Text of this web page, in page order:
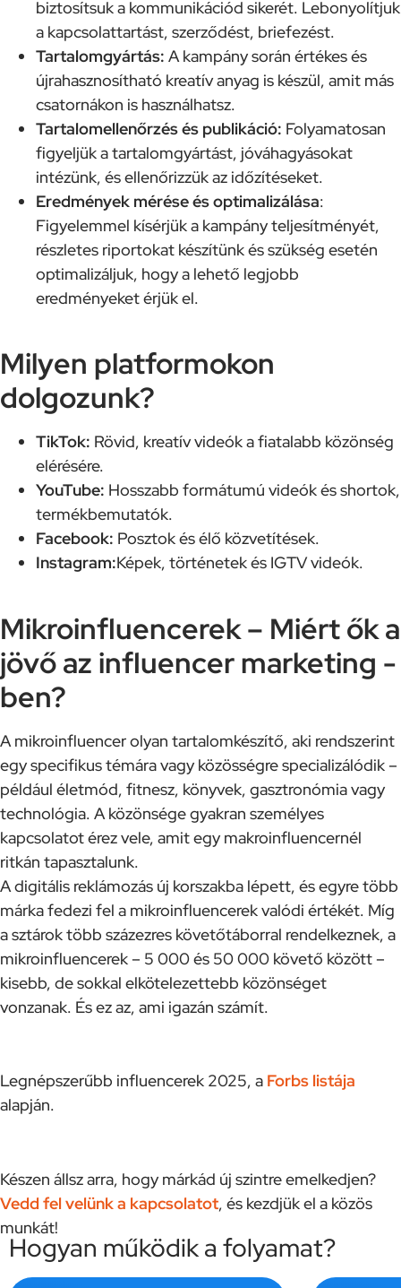
biztosítsuk a kommunikációd sikerét. Lebonyolítjuk
a kapcsolattartást, szerződést, briefezést.
Tartalomgyártás: A kampány során értékes és
újrahasznosítható kreatív anyag is készül, amit más
csatornákon is használhatsz.
Tartalomellenőrzés és publikáció: Folyamatosan
figyeljük a tartalomgyártást, jóváhagyásokat
intézünk, és ellenőrizzük az időzítéseket.
Eredmények mérése és optimalizálása:
Figyelemmel kísérjük a kampány teljesítményét,
részletes riportokat készítünk és szükség esetén
optimalizáljuk, hogy a lehető legjobb
eredményeket érjük el.
Milyen platformokon
dolgozunk?
TikTok: Rövid, kreatív videók a fiatalabb közönség
elérésére.
YouTube: Hosszabb formátumú videók és shortok,
termékbemutatók.
Facebook: Posztok és élő közvetítések.
Instagram:Képek, történetek és IGTV videók.
Mikroinfluencerek – Miért ők a
jövő az influencer marketing -
ben?
A mikroinfluencer olyan tartalomkészítő, aki rendszerint
egy specifikus témára vagy közösségre specializálódik –
például életmód, fitnesz, könyvek, gasztronómia vagy
technológia. A közönsége gyakran személyes
kapcsolatot érez vele, amit egy makroinfluencernél
ritkán tapasztalunk.
A digitális reklámozás új korszakba lépett, és egyre több
márka fedezi fel a mikroinfluencerek valódi értékét. Míg
a sztárok több százezres követőtáborral rendelkeznek, a
mikroinfluencerek – 5 000 és 50 000 követő között –
kisebb, de sokkal elkötelezettebb közönséget
vonzanak. És ez az, ami igazán számít.
Legnépszerűbb influencerek 2025, a Forbs listája
alapján.
Készen állsz arra, hogy márkád új szintre emelkedjen?
Vedd fel velünk a kapcsolatot, és kezdjük el a közös
munkát!
Hogyan működik a folyamat?